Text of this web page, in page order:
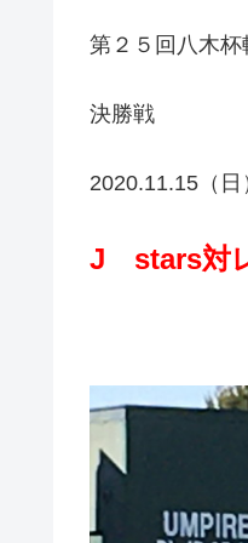
第２５回八木杯
決勝戦
2020.11.15（
J stars対